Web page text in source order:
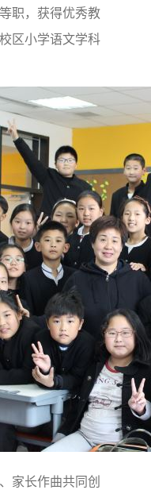
职，获得优秀教
区小学语文学科
家长作曲共同创